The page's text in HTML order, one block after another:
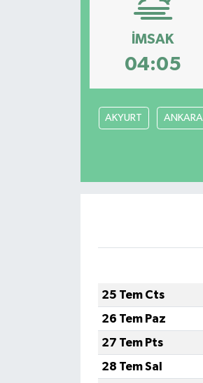
İMSAK
04:05
AKYURT ANKARA
25 Tem Cts
26 Tem Paz
27 Tem Pts
28 Tem Sal
Yeme & İçme